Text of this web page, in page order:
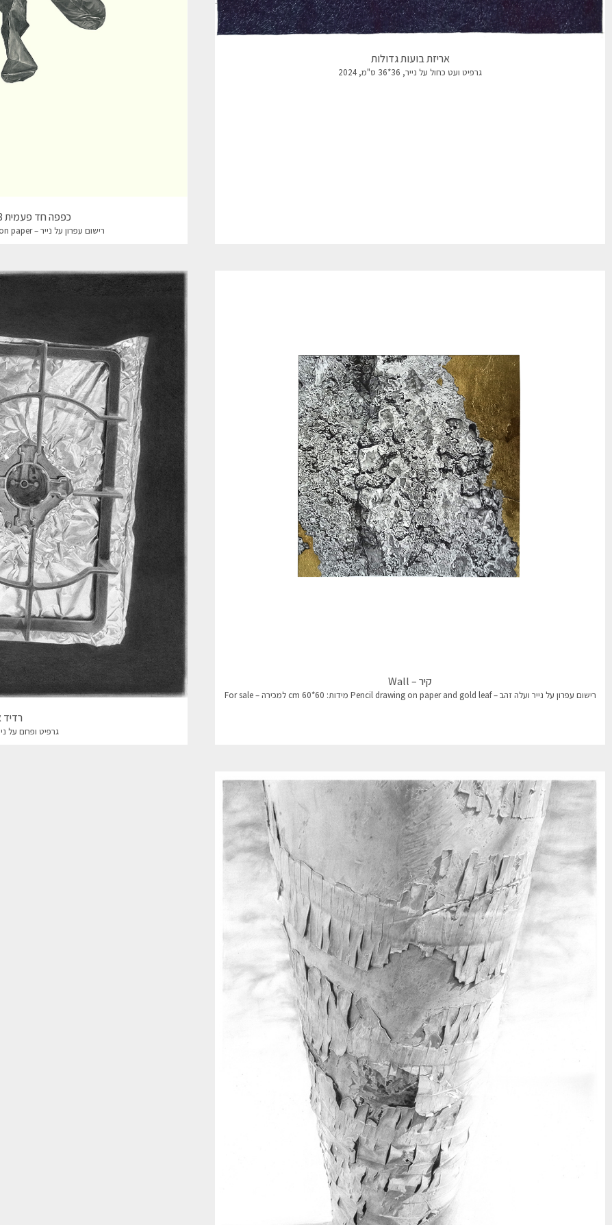
אריזת בועות גדולות
גרפיט ועט כחול על נייר, 36*36 ס"מ, 2024
כפפה חד פעמית 3 Disposable glove
רישום עפרון על נייר – Pencil drawing on paper מידות: 84*60 cm
קיר – Wall
רישום עפרון על נייר ועלה זהב – Pencil drawing on paper and gold leaf מידות: 60*60 cm למכירה – For sale
רדיד
גרפיט ופחם על נייר, 55*60 ס"מ,